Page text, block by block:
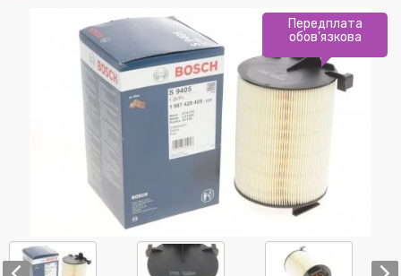
Передплата
обов'язкова